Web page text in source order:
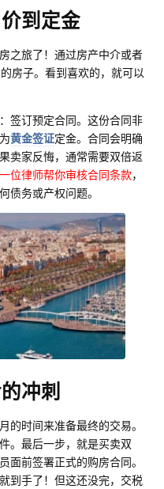
到定金
之旅了！通过房产中介或者
房子。看到喜欢的，就可以
：签订预定合同。这份合同非
黄金签证定金。合同会明确
卖家反悔，通常需要双倍返
位律师帮你审核合同条款，
债务或产权问题。
冲刺
的时间来准备最终的交易。
。最后一步，就是买卖双
面前签署正式的购房合同。
到手了！但这还没完，交税